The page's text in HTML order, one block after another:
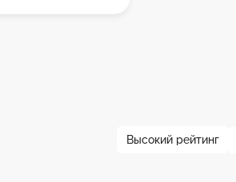
Высокий рейтинг